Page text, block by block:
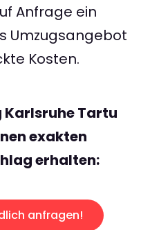
Anfrage ein
Umzugsangebot
Kosten.
Karlsruhe Tartu
exakten
erhalten:
anfragen!